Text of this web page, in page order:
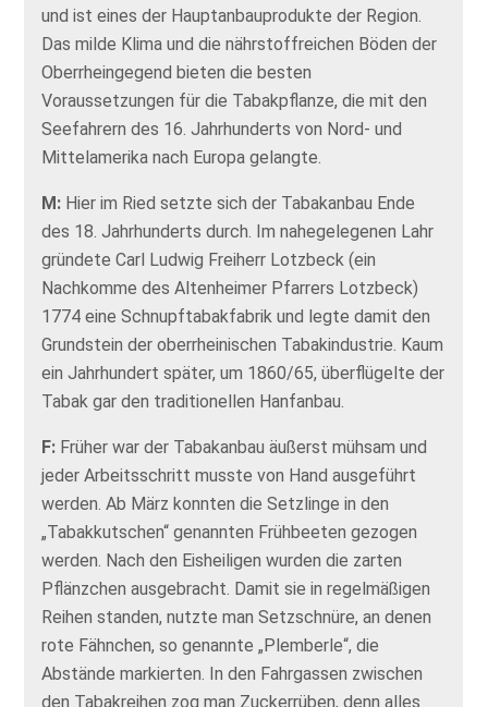
und ist eines der Hauptanbauprodukte der Region.
Das milde Klima und die nährstoffreichen Böden der
Oberrheingegend bieten die besten
Voraussetzungen für die Tabakpflanze, die mit den
Seefahrern des 16. Jahrhunderts von Nord- und
Mittelamerika nach Europa gelangte.
M: Hier im Ried setzte sich der Tabakanbau Ende
des 18. Jahrhunderts durch. Im nahegelegenen Lahr
gründete Carl Ludwig Freiherr Lotzbeck (ein
Nachkomme des Altenheimer Pfarrers Lotzbeck)
1774 eine Schnupftabakfabrik und legte damit den
Grundstein der oberrheinischen Tabakindustrie. Kaum
ein Jahrhundert später, um 1860/65, überflügelte der
Tabak gar den traditionellen Hanfanbau.
F: Früher war der Tabakanbau äußerst mühsam und
jeder Arbeitsschritt musste von Hand ausgeführt
werden. Ab März konnten die Setzlinge in den
„Tabakkutschen“ genannten Frühbeeten gezogen
werden. Nach den Eisheiligen wurden die zarten
Pflänzchen ausgebracht. Damit sie in regelmäßigen
Reihen standen, nutzte man Setzschnüre, an denen
rote Fähnchen, so genannte „Plemberle“, die
Abstände markierten. In den Fahrgassen zwischen
den Tabakreihen zog man Zuckerrüben, denn alles